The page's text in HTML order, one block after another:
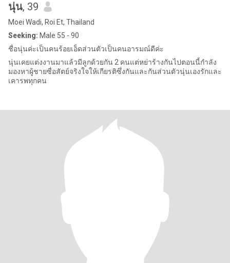
นุ่น, 39
Moei Wadi, Roi Et, Thailand
Seeking: Male 55 - 90
ชื่อนุ่นค่ะเป็นคนร้อยเอ็ดส่วนตัวเป็นคนอารมณ์ดีค่ะ
นุ่นเคยแต่งงานมาแล้วมีลูกด้วยกัน 2 คนแต่หย่าร้างกันไปตอนนี้กำลัง
มองหาผู้ชายซื่อสัตย์จริงใจให้เกียรติซึ่งกันและกันส่วนตัวนุ่นเองรักและ
เคารพทุกคน